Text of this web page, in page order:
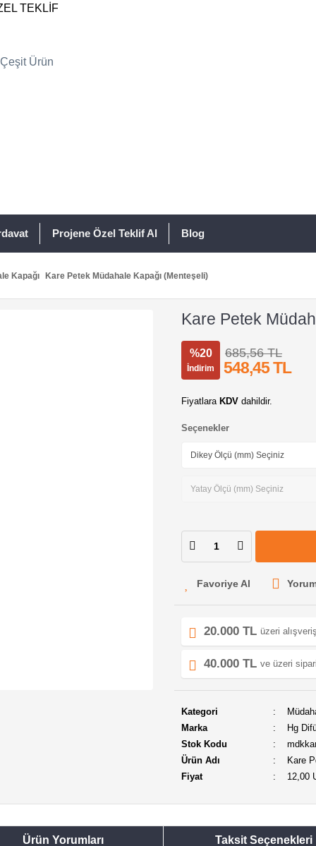
TEKLİF
Projene Özel Teklif Al Blog
Kapağı Kare Petek Müdahale Kapağı (Menteşeli)
Kare Petek
%20
İndirim
685,56 TL
548,45 TL
Fiyatlara KDV dahildir.
Seçenekler
20.000 TL üzeri
40.000 TL ve üzeri
Kategori
Marka
Hg
Stok Kodu
Ürün Adı
Kare
Fiyat
12,00
Ürün Yorumları Taksit Seçenekleri